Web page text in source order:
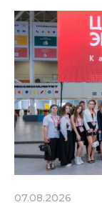
07.08.2026